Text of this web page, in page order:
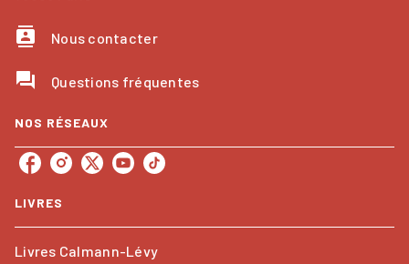
contacts Nous contacter
question_answer Questions fréquentes
NOS RÉSEAUX
LIVRES
Livres Calmann-Lévy